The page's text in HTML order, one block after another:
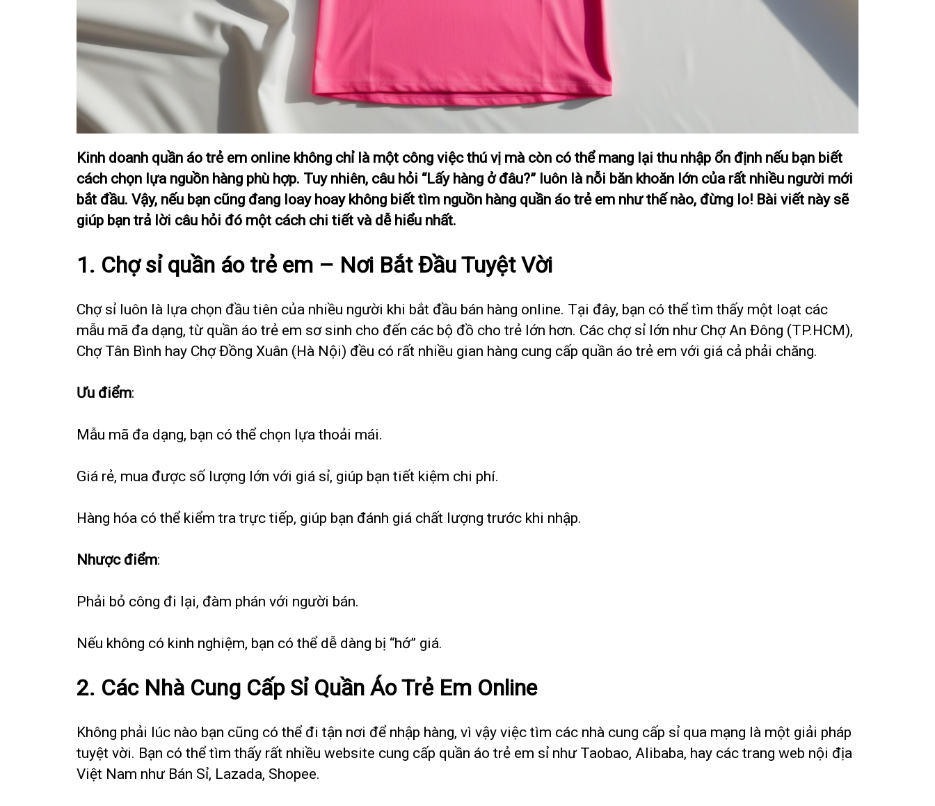
Kinh doanh quần áo trẻ em online không chỉ là một công việc thú vị mà còn có thể mang lại thu nhập ổn định nếu bạn biết
cách chọn lựa nguồn hàng phù hợp. Tuy nhiên, câu hỏi “Lấy hàng ở đâu?” luôn là nỗi băn khoăn lớn của rất nhiều người mới
bắt đầu. Vậy, nếu bạn cũng đang loay hoay không biết tìm nguồn hàng quần áo trẻ em như thế nào, đừng lo! Bài viết này sẽ
giúp bạn trả lời câu hỏi đó một cách chi tiết và dễ hiểu nhất.
1. Chợ sỉ quần áo trẻ em – Nơi Bắt Đầu Tuyệt Vời
Chợ sỉ luôn là lựa chọn đầu tiên của nhiều người khi bắt đầu bán hàng online. Tại đây, bạn có thể tìm thấy một loạt các
mẫu mã đa dạng, từ quần áo trẻ em sơ sinh cho đến các bộ đồ cho trẻ lớn hơn. Các chợ sỉ lớn như Chợ An Đông (TP.HCM),
Chợ Tân Bình hay Chợ Đồng Xuân (Hà Nội) đều có rất nhiều gian hàng cung cấp quần áo trẻ em với giá cả phải chăng.
Ưu điểm:
Mẫu mã đa dạng, bạn có thể chọn lựa thoải mái.
Giá rẻ, mua được số lượng lớn với giá sỉ, giúp bạn tiết kiệm chi phí.
Hàng hóa có thể kiểm tra trực tiếp, giúp bạn đánh giá chất lượng trước khi nhập.
Nhược điểm:
Phải bỏ công đi lại, đàm phán với người bán.
Nếu không có kinh nghiệm, bạn có thể dễ dàng bị “hớ” giá.
2. Các Nhà Cung Cấp Sỉ Quần Áo Trẻ Em Online
Không phải lúc nào bạn cũng có thể đi tận nơi để nhập hàng, vì vậy việc tìm các nhà cung cấp sỉ qua mạng là một giải pháp
tuyệt vời. Bạn có thể tìm thấy rất nhiều website cung cấp quần áo trẻ em sỉ như Taobao, Alibaba, hay các trang web nội địa
Việt Nam như Bán Sỉ, Lazada, Shopee.